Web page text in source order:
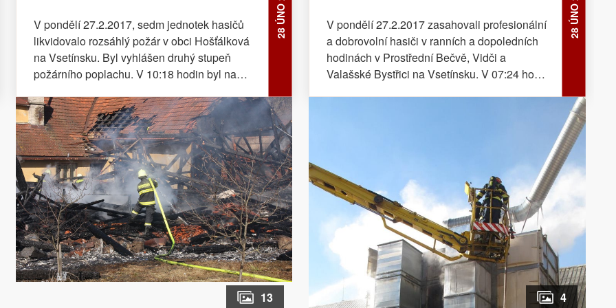
V pondělí 27.2.2017, sedm jednotek hasičů
likvidovalo rozsáhlý požár v obci Hošťálková
na Vsetínsku. Byl vyhlášen druhý stupeň
požárního poplachu. V 10:18 hodin byl na
požár solárních panelů na střeše stodoly, na
kterou navazoval rodinný dům. Na místo
události byli vysláni profesionální hasiči ze
Vsetína a dobrovolní hasiči z Jablůnky a
Hošťálkové. Místní hasiči na místo také
dorazili jako první. V době jejich příjezdu byla
plameny zasažena větší část stodoly a požár
se šířil na střešní konstrukce a půdní prostor
rodinného domu. V 10:23 hodin byl vyhlášen
požární poplach jednotkám dobrovolných
hasičů z Ratiboře, Kašavy a Vsetína.
13
V pondělí 27.2.2017 zasahovali profesionální
a dobrovolní hasiči v ranních a dopoledních
hodinách v Prostřední Bečvě, Vidči a
Valašské Bystřici na Vsetínsku. V 07:24 hodin
Prostřední Bečva. Jako první na místo dorazili
rožnovští hasiči. Podle jejich upřesnění došlo
ke sražení školáka, který byl v péči posádky
zdravotnické záchranné služby. Hasiči zajistili
místo nehody a následně ho předali
policistům. Z místa zásahu pak jednotka
vyrazila na místo další hlášené události ve
Valašské Bystřici. Jednotka profesionálních
4